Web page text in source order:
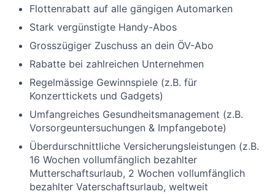
Flottenrabatt auf alle gängigen Automarken
Stark vergünstigte Handy-Abos
Grosszügiger Zuschuss an dein ÖV-Abo
Rabatte bei zahlreichen Unternehmen
Regelmässige Gewinnspiele (z.B. für
Konzerttickets und Gadgets)
Umfangreiches Gesundheitsmanagement (z.B.
Vorsorgeuntersuchungen & Impfangebote)
Überdurschnittliche Versicherungsleistungen (z.B.
16 Wochen vollumfänglich bezahlter
Mutterschaftsurlaub, 2 Wochen vollumfänglich
bezahlter Vaterschaftsurlaub, weltweit